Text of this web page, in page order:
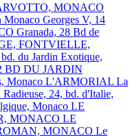
MONACO
Monaco Georges V, 14
Granada, 28 Bd de
FONTVIELLE,
du Jardin Exotique,
BD DU JARDIN
Monaco L'ARMORIAL La
Radieuse, 24, bd. d'Italie,
Monaco LE
MONACO LE
MONACO Le